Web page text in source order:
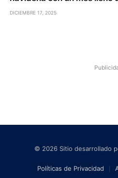
DICIEMBRE 17, 2025
© 2026 Sitio desarrollado
Políticas de Privacidad